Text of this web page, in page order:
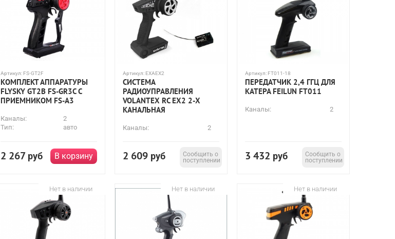
Артикул: FS-GT2F
КОМПЛЕКТ АППАРАТУРЫ
FLYSKY GT2B FS-GR3C С
ПРИЕМНИКОМ FS-A3
Каналы:
2
Тип:
авто
2 267 руб В корзину
Артикул: EXAEX2
СИСТЕМА
РАДИОУПРАВЛЕНИЯ
VOLANTEX RC EX2 2-Х
КАНАЛЬНАЯ
Каналы: 2
2 609 руб
Сообщить о
поступлении
Артикул: FT011-18
ПЕРЕДАТЧИК 2,4 ГГЦ ДЛЯ
КАТЕРА FEILUN FT011
Каналы: 2
3 432 руб
Сообщить о
поступлении
Нет в наличии Нет в наличии Нет в наличии